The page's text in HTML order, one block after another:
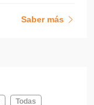
Saber más
Todas